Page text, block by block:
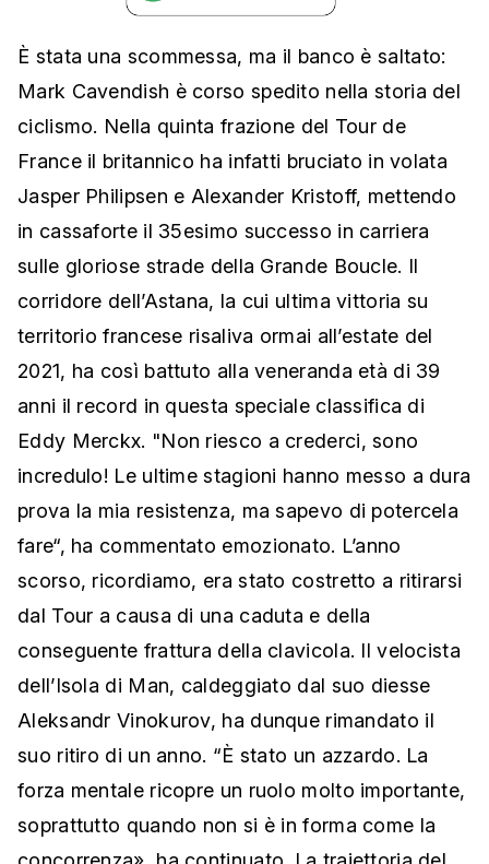
È stata una scommessa, ma il banco è saltato:
Mark Cavendish è corso spedito nella storia del
ciclismo. Nella quinta frazione del Tour de
France il britannico ha infatti bruciato in volata
Jasper Philipsen e Alexander Kristoff, mettendo
in cassaforte il 35esimo successo in carriera
sulle gloriose strade della Grande Boucle. Il
corridore dell’Astana, la cui ultima vittoria su
territorio francese risaliva ormai all’estate del
2021, ha così battuto alla veneranda età di 39
anni il record in questa speciale classifica di
Eddy Merckx. "Non riesco a crederci, sono
incredulo! Le ultime stagioni hanno messo a dura
prova la mia resistenza, ma sapevo di potercela
fare“, ha commentato emozionato. L’anno
scorso, ricordiamo, era stato costretto a ritirarsi
dal Tour a causa di una caduta e della
conseguente frattura della clavicola. Il velocista
dell’Isola di Man, caldeggiato dal suo diesse
Aleksandr Vinokurov, ha dunque rimandato il
suo ritiro di un anno. “È stato un azzardo. La
forza mentale ricopre un ruolo molto importante,
soprattutto quando non si è in forma come la